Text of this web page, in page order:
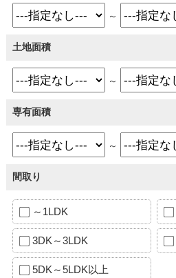
～
土地面積
～
専有面積
～
間取り
～1LDK
3DK～3LDK
5DK～5LDK以上